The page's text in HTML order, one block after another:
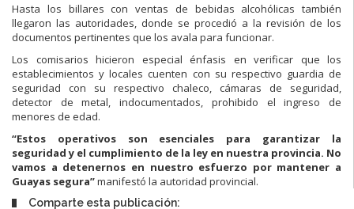
Hasta los billares con ventas de bebidas alcohólicas también
llegaron las autoridades, donde se procedió a la revisión de los
documentos pertinentes que los avala para funcionar.
Los comisarios hicieron especial énfasis en verificar que los
establecimientos y locales cuenten con su respectivo guardia de
seguridad con su respectivo chaleco, cámaras de seguridad,
detector de metal, indocumentados, prohibido el ingreso de
menores de edad.
“Estos operativos son esenciales para garantizar la
seguridad y el cumplimiento de la ley en nuestra provincia. No
vamos a detenernos en nuestro esfuerzo por mantener a
Guayas segura”manifestó la autoridad provincial.
Comparte esta publicación: